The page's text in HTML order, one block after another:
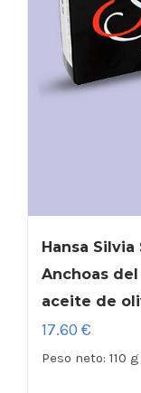
Hansa
Anchoas
aceite de
17.60 €
Peso neto: 110 g